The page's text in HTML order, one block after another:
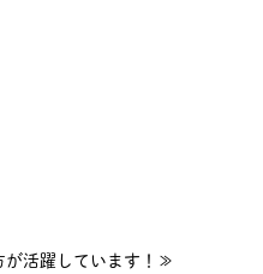
が活躍しています！≫